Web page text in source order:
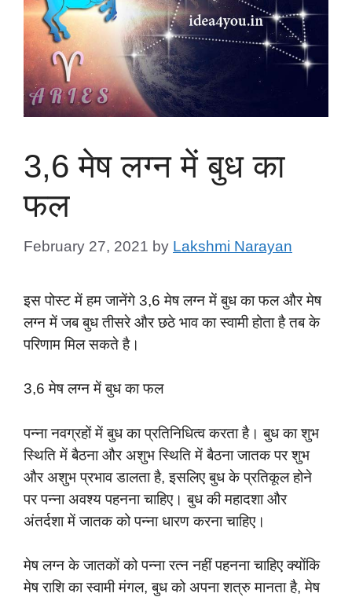
3,6 मेष लग्न में बुध का
फल
February 27, 2021 by Lakshmi Narayan
इस पोस्ट में हम जानेंगे 3,6 मेष लग्न में बुध का फल और मेष
लग्न में जब बुध तीसरे और छठे भाव का स्वामी होता है तब के
परिणाम मिल सकते है।
3,6 मेष लग्न में बुध का फल
पन्ना नवग्रहों में बुध का प्रतिनिधित्व करता है। बुध का शुभ
स्थिति में बैठना और अशुभ स्थिति में बैठना जातक पर शुभ
और अशुभ प्रभाव डालता है, इसलिए बुध के प्रतिकूल होने
पर पन्ना अवश्य पहनना चाहिए। बुध की महादशा और
अंतर्दशा में जातक को पन्ना धारण करना चाहिए।
मेष लग्न के जातकों को पन्ना रत्न नहीं पहनना चाहिए क्योंकि
मेष राशि का स्वामी मंगल, बुध को अपना शत्रु मानता है, मेष